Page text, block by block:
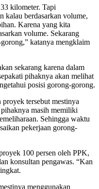
kilometer. Tapi
kalau berdasarkan volume,
Karena yang kita
volume. Sekarang
katanya mengklaim
sekarang karena dalam
pihaknya akan melihat
posisi gorong-gorong.
tersebut mestinya
masih memiliki
Sehingga waktu
pekerjaan gorong-
100 persen oleh PPK,
konsultan pengawas. “Kan
menggunakan